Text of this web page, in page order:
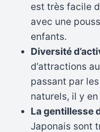
est très facile
avec une
enfants.
Diversité
d’attractions
passant par
naturels, il y
La gentillesse
Japonais sont